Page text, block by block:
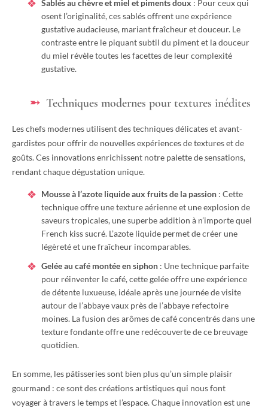
Sablés au chèvre et miel et piments doux : Pour ceux qui
osent l’originalité, ces sablés offrent une expérience
gustative audacieuse, mariant fraîcheur et douceur. Le
contraste entre le piquant subtil du piment et la douceur
du miel révèle toutes les facettes de leur complexité
gustative.
Techniques modernes pour textures inédites
Les chefs modernes utilisent des techniques délicates et avant-
gardistes pour offrir de nouvelles expériences de textures et de
goûts. Ces innovations enrichissent notre palette de sensations,
rendant chaque dégustation unique.
Mousse à l’azote liquide aux fruits de la passion : Cette
technique offre une texture aérienne et une explosion de
saveurs tropicales, une superbe addition à n’importe quel
French kiss sucré. L’azote liquide permet de créer une
légèreté et une fraîcheur incomparables.
Gelée au café montée en siphon : Une technique parfaite
pour réinventer le café, cette gelée offre une expérience
de détente luxueuse, idéale après une journée de visite
autour de l’abbaye vaux près de l’abbaye refectoire
moines. La fusion des arômes de café concentrés dans une
texture fondante offre une redécouverte de ce breuvage
quotidien.
En somme, les pâtisseries sont bien plus qu’un simple plaisir
gourmand : ce sont des créations artistiques qui nous font
voyager à travers le temps et l’espace. Chaque innovation est une